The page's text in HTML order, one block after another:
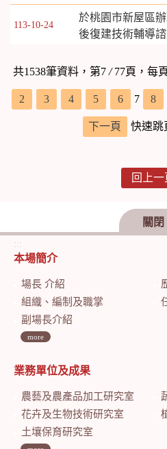
113-10-24
於桃園市新屋區
後復建技術輔導
共1538筆資料，第7/77頁，每
2 3 4 5 6 7 8
下一頁 快速跳
回上一
關閉
:::
本場簡介
場長 介紹
組織、編制及職掌
副場長介紹
more
業務單位及成果
農藝及農產品加工研究室
花卉及生物技術研究室
土壤保育研究室